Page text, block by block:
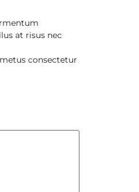
at risus nec
consectetur